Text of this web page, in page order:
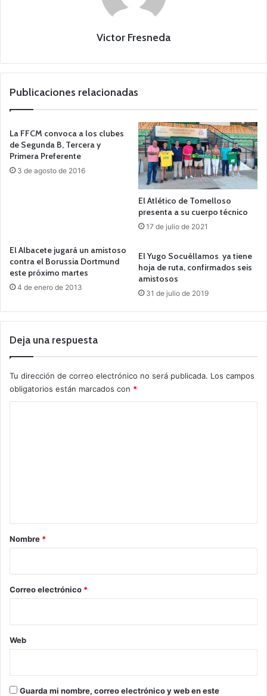
Victor Fresneda
Publicaciones relacionadas
La FFCM convoca a los clubes
de Segunda B, Tercera y
Primera Preferente
3 de agosto de 2016
El Atlético de Tomelloso
presenta a su cuerpo técnico
17 de julio de 2021
El Albacete jugará un amistoso
contra el Borussia Dortmund
este próximo martes
4 de enero de 2013
El Yugo Socuéllamos ya tiene
hoja de ruta, confirmados seis
amistosos
31 de julio de 2019
Deja una respuesta
Tu dirección de correo electrónico no será publicada. Los campos
obligatorios están marcados con *
r
*
Nombre *
Correo electrónico *
Web
Guarda mi nombre, correo electrónico y web en este